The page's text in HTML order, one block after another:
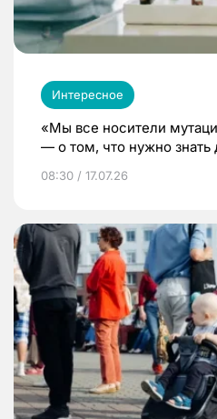
Интересное
«Мы все носители
— о том, что нужно знать
08:30 / 17.07.26